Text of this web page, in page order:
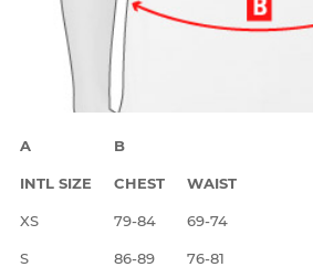
A B
INTL SIZE CHEST WAIST
XS 79-84 69-74
S 86-89 76-81